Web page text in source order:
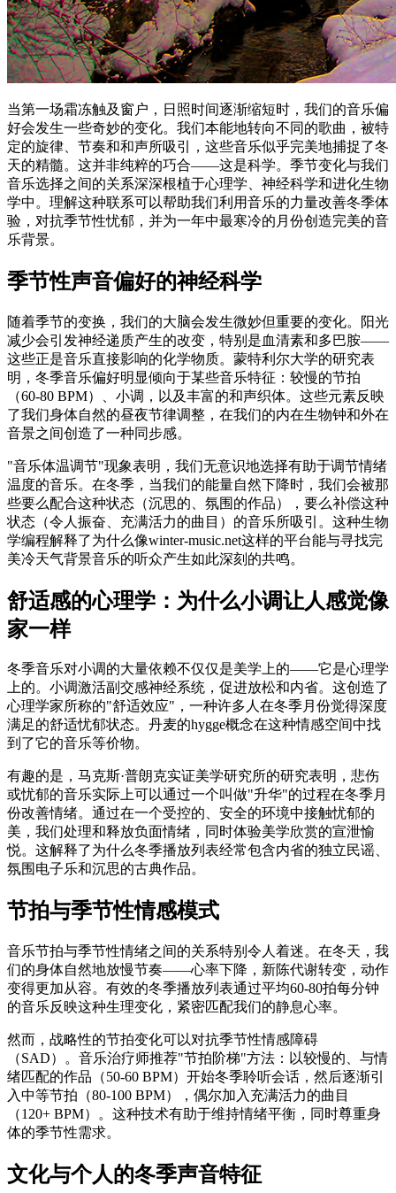
当第一场霜冻触及窗户，日照时间逐渐缩短时，我们的音乐偏
好会发生一些奇妙的变化。我们本能地转向不同的歌曲，被特
定的旋律、节奏和和声所吸引，这些音乐似乎完美地捕捉了冬
天的精髓。这并非纯粹的巧合——这是科学。季节变化与我们
音乐选择之间的关系深深根植于心理学、神经科学和进化生物
学中。理解这种联系可以帮助我们利用音乐的力量改善冬季体
验，对抗季节性忧郁，并为一年中最寒冷的月份创造完美的音
乐背景。
季节性声音偏好的神经科学
随着季节的变换，我们的大脑会发生微妙但重要的变化。阳光
减少会引发神经递质产生的改变，特别是血清素和多巴胺——
这些正是音乐直接影响的化学物质。蒙特利尔大学的研究表
明，冬季音乐偏好明显倾向于某些音乐特征：较慢的节拍
（60-80 BPM）、小调，以及丰富的和声织体。这些元素反映
了我们身体自然的昼夜节律调整，在我们的内在生物钟和外在
音景之间创造了一种同步感。
"音乐体温调节"现象表明，我们无意识地选择有助于调节情绪
温度的音乐。在冬季，当我们的能量自然下降时，我们会被那
些要么配合这种状态（沉思的、氛围的作品），要么补偿这种
状态（令人振奋、充满活力的曲目）的音乐所吸引。这种生物
学编程解释了为什么像winter-music.net这样的平台能与寻找完
美冷天气背景音乐的听众产生如此深刻的共鸣。
舒适感的心理学：为什么小调让人感觉像
家一样
冬季音乐对小调的大量依赖不仅仅是美学上的——它是心理学
上的。小调激活副交感神经系统，促进放松和内省。这创造了
心理学家所称的"舒适效应"，一种许多人在冬季月份觉得深度
满足的舒适忧郁状态。丹麦的hygge概念在这种情感空间中找
到了它的音乐等价物。
有趣的是，马克斯·普朗克实证美学研究所的研究表明，悲伤
或忧郁的音乐实际上可以通过一个叫做"升华"的过程在冬季月
份改善情绪。通过在一个受控的、安全的环境中接触忧郁的
美，我们处理和释放负面情绪，同时体验美学欣赏的宣泄愉
悦。这解释了为什么冬季播放列表经常包含内省的独立民谣、
氛围电子乐和沉思的古典作品。
节拍与季节性情感模式
音乐节拍与季节性情绪之间的关系特别令人着迷。在冬天，我
们的身体自然地放慢节奏——心率下降，新陈代谢转变，动作
变得更加从容。有效的冬季播放列表通过平均60-80拍每分钟
的音乐反映这种生理变化，紧密匹配我们的静息心率。
然而，战略性的节拍变化可以对抗季节性情感障碍
（SAD）。音乐治疗师推荐"节拍阶梯"方法：以较慢的、与情
绪匹配的作品（50-60 BPM）开始冬季聆听会话，然后逐渐引
入中等节拍（80-100 BPM），偶尔加入充满活力的曲目
（120+ BPM）。这种技术有助于维持情绪平衡，同时尊重身
体的季节性需求。
文化与个人的冬季声音特征